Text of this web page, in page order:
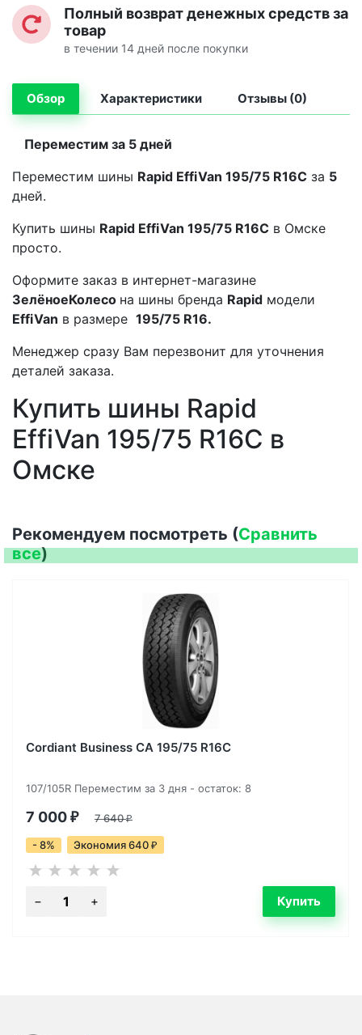
Полный возврат денежных средств за
товар
в течении 14 дней после покупки
Обзор Характеристики Отзывы (0)
Переместим за 5 дней
Переместим шины Rapid EffiVan 195/75 R16C за 5
дней.
Купить шины Rapid EffiVan 195/75 R16C в Омске
просто.
Оформите заказ в интернет-магазине
ЗелёноеКолесо на шины бренда Rapid модели
EffiVan в размере 195/75 R16.
Менеджер сразу Вам перезвонит для уточнения
деталей заказа.
Купить шины Rapid
EffiVan 195/75 R16C в
Омске
Рекомендуем посмотреть (Сравнить
все)
Cordiant Business CA 195/75 R16C
107/105R Переместим за 3 дня - остаток: 8
7 000 ₽ 7 640₽
- 8% Экономия 640 ₽